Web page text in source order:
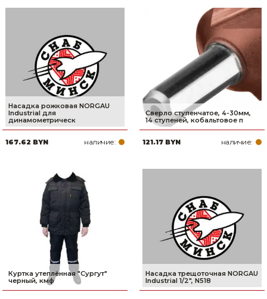
Насадка рожковая NORGAU
Industrial для
динамометрическ
167.62 BYN наличие:
Сверло ступенчатое, 4-30мм,
14 ступеней, кобальтовое п
121.17 BYN наличие:
Куртка утеплённая "Сургут"
черный, кмф
Насадка трещоточная NORGAU
Industrial 1/2", N518